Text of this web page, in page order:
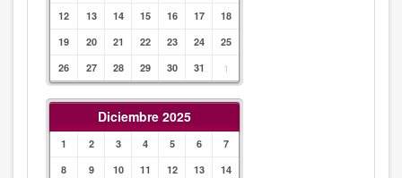
12
13 14 15 16 17
18
19
20 21 22 23 24
25
26
27 28 29 30 31 1
Diciembre 2025
1 2 3 4 5 6
7
8
9 10 11 12 13
14